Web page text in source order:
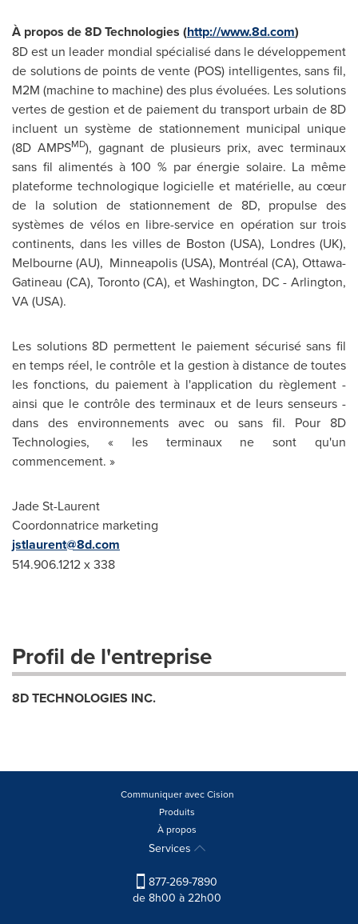
À propos de 8DTechnologies (http://www.8d.com)
8D est un leader mondial spécialisé dans le développement
de solutions de points de vente (POS) intelligentes, sans fil,
M2M (machine to machine) des plus évoluées. Les solutions
vertes de gestion et de paiement du transport urbain de 8D
incluent un système de stationnement municipal unique
(8D AMPSMD), gagnant de plusieurs prix, avec terminaux
sans fil alimentés à 100 % par énergie solaire. La même
plateforme technologique logicielle et matérielle, au cœur
de la solution de stationnement de 8D, propulse des
systèmes de vélos en libre-service en opération sur trois
continents, dans les villes de Boston (USA), Londres (UK),
Melbourne(AU), Minneapolis (USA), Montréal (CA), Ottawa-
Gatineau (CA), Toronto(CA), et Washington, DC - Arlington,
VA (USA).
Les solutions 8D permettent le paiement sécurisé sans fil
en temps réel, le contrôle et la gestion à distance de toutes
les fonctions, du paiement à l'application du règlement -
ainsi que le contrôle des terminaux et de leurs senseurs -
dans des environnements avec ou sans fil. Pour 8D
Technologies, « les terminaux ne sont qu'un
commencement. »
Jade St-Laurent
Coordonnatrice marketing
jstlaurent@8d.com
514.906.1212 x 338
Profil de l'entreprise
8D TECHNOLOGIES INC.
Communiquer avec Cision
Produits
À propos
Services
877-269-7890
de 8h00 à 22h00